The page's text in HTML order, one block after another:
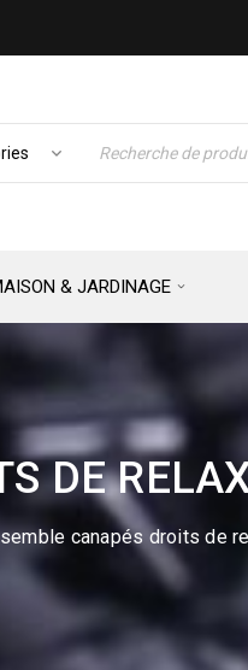
& JARDINAGE
DE
canapés droits de